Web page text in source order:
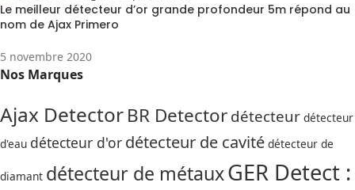
Le meilleur détecteur d’or grande profondeur 5m répond au
nom de Ajax Primero
5 novembre 2020
Nos Marques
Ajax DetectorBR Detectordétecteur détecteur
d'eau détecteur d'or détecteur de cavité détecteur de
diamant détecteur de métauxGER Detect :